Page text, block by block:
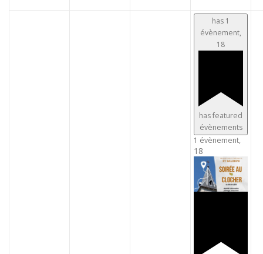
has 1
évènement,
18
has featured
évènements
1 évènement,
18